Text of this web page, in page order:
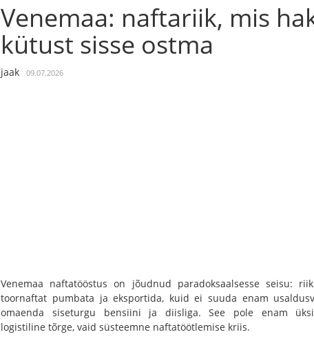
Venemaa: naftariik, mis
kütust sisse ostma
jaak 09.07.2026
Venemaa naftatööstus on jõudnud paradoksaalsesse seisu:
toornaftat pumbata ja eksportida, kuid ei suuda enam
omaenda siseturgu bensiini ja diisliga. See pole enam
logistiline tõrge, vaid süsteemne naftatöötlemise kriis.